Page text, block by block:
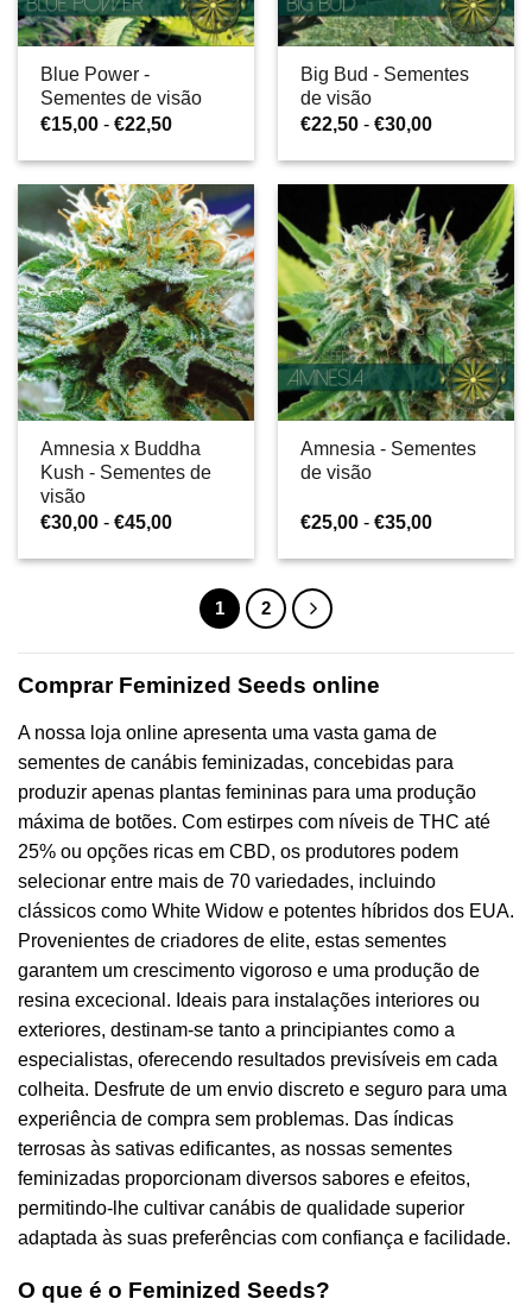
Blue Power -
Sementes de visão
€15,00 - €22,50Gama
preços:
€15,00
a
€22,50
Big Bud - Sementes
de visão
€22,50 - €30,00Gama
preços:
€22,50
€30,00
Amnesia x Buddha
Kush - Sementes de
visão
€30,00 - €45,00Gama
preços:
€45,00
Amnesia - Sementes
de visão
€25,00 - €35,00Gama
preços:
1 2
Comprar Feminized Seeds online
A nossa loja online apresenta uma vasta gama de
sementes de canábis feminizadas, concebidas para
produzir apenas plantas femininas para uma produção
máxima de botões. Com estirpes com níveis de THC até
25% ou opções ricas em CBD, os produtores podem
selecionar entre mais de 70 variedades, incluindo
clássicos como White Widow e potentes híbridos dos EUA.
Provenientes de criadores de elite, estas sementes
garantem um crescimento vigoroso e uma produção de
resina excecional. Ideais para instalações interiores ou
exteriores, destinam-se tanto a principiantes como a
especialistas, oferecendo resultados previsíveis em cada
colheita. Desfrute de um envio discreto e seguro para uma
experiência de compra sem problemas. Das índicas
terrosas às sativas edificantes, as nossas sementes
feminizadas proporcionam diversos sabores e efeitos,
permitindo-lhe cultivar canábis de qualidade superior
adaptada às suas preferências com confiança e facilidade.
O que é o Feminized Seeds?